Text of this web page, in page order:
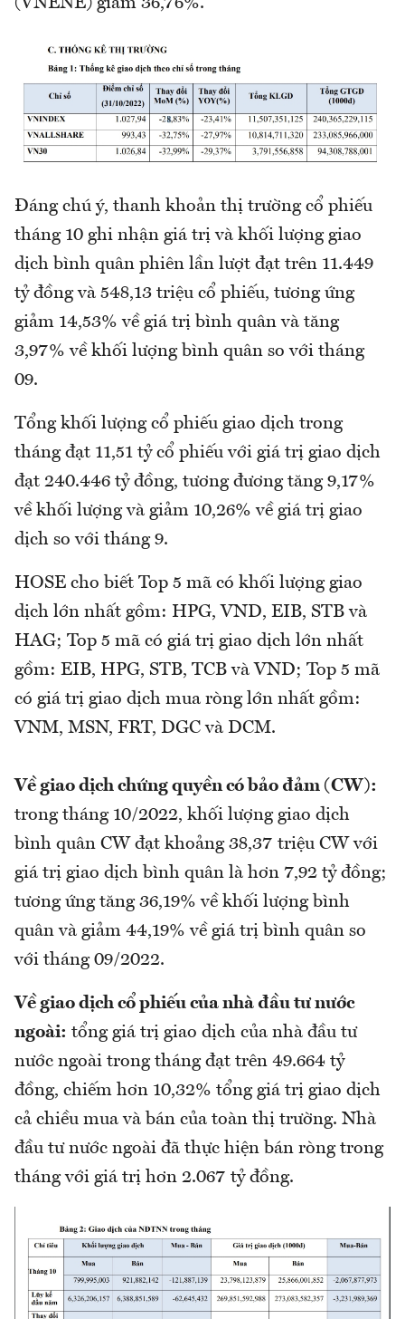
(VNENE) giảm 36,76%.
Đáng chú ý, thanh khoản thị trường cổ phiếu
tháng 10 ghi nhận giá trị và khối lượng giao
dịch bình quân phiên lần lượt đạt trên 11.449
tỷ đồng và 548,13 triệu cổ phiếu, tương ứng
giảm 14,53% về giá trị bình quân và tăng
3,97% về khối lượng bình quân so với tháng
09.
Tổng khối lượng cổ phiếu giao dịch trong
tháng đạt 11,51 tỷ cổ phiếu với giá trị giao dịch
đạt 240.446 tỷ đồng, tương đương tăng 9,17%
về khối lượng và giảm 10,26% về giá trị giao
dịch so với tháng 9.
HOSE cho biết Top 5 mã có khối lượng giao
dịch lớn nhất gồm: HPG, VND, EIB, STB và
HAG; Top 5 mã có giá trị giao dịch lớn nhất
gồm: EIB, HPG, STB, TCB và VND; Top 5 mã
có giá trị giao dịch mua ròng lớn nhất gồm:
VNM, MSN, FRT, DGC và DCM.
Về giao dịch chứng quyền có bảo đảm (CW):
trong tháng 10/2022, khối lượng giao dịch
bình quân CW đạt khoảng 38,37 triệu CW với
giá trị giao dịch bình quân là hơn 7,92 tỷ đồng;
tương ứng tăng 36,19% về khối lượng bình
quân và giảm 44,19% về giá trị bình quân so
với tháng 09/2022.
Về giao dịch cổ phiếu của nhà đầu tư nước
ngoài: tổng giá trị giao dịch của nhà đầu tư
nước ngoài trong tháng đạt trên 49.664 tỷ
đồng, chiếm hơn 10,32% tổng giá trị giao dịch
cả chiều mua và bán của toàn thị trường. Nhà
đầu tư nước ngoài đã thực hiện bán ròng trong
tháng với giá trị hơn 2.067 tỷ đồng.